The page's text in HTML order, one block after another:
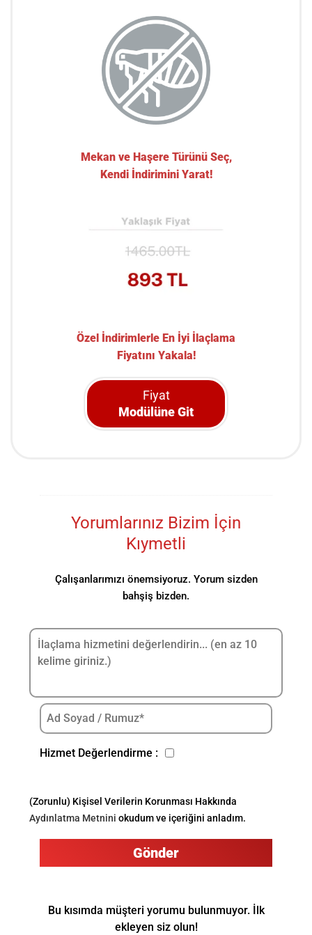
Mekan ve Haşere Türünü Seç,
Kendi İndirimini Yarat!
Özel İndirimlerle En İyi İlaçlama
Fiyatını Yakala!
Fiyat
Modülüne Git
Yorumlarınız Bizim İçin
Kıymetli
Çalışanlarımızı önemsiyoruz. Yorum sizden
bahşiş bizden.
Hizmet Değerlendirme :
(Zorunlu) Kişisel Verilerin Korunması Hakkında
Aydınlatma Metnini okudum ve içeriğini anladım.
Gönder
Bu kısımda müşteri yorumu bulunmuyor. İlk
ekleyen siz olun!